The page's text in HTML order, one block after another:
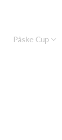
Påske Cup